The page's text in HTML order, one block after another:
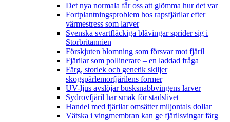
Det nya normala får oss att glömma hur det var
Fortplantningsproblem hos rapsfjärilar efter
värmestress som larver
Svenska svartfläckiga blåvingar sprider sig i
Storbritannien
Förskjuten blomning som försvar mot fjäril
Fjärilar som pollinerare – en laddad fråga
Färg, storlek och genetik skiljer
skogspärlemorfjärilens former
UV-ljus avslöjar busksnabbvingens larver
Sydrovfjäril har smak för stadslivet
Handel med fjärilar omsätter miljontals dollar
Vätska i vingmembran kan ge fjärilsvingar färg